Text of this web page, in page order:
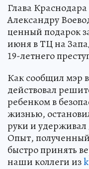
Глава
Александру
ценный подарок
июня в ТЦ на
19-летнего
Как сообщил мэр
действовал
ребенком в
жизнью,
руки и
Опыт,
быстро принять
наши коллеги из